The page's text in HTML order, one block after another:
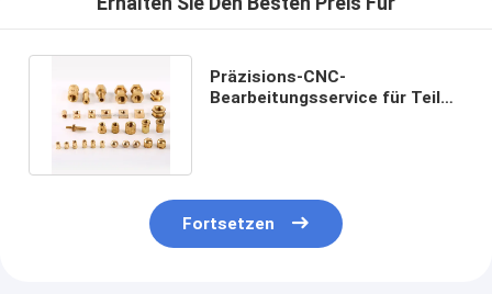
Präzisions-CNC-
Bearbeitungsservice für Teile
Fortsetzen